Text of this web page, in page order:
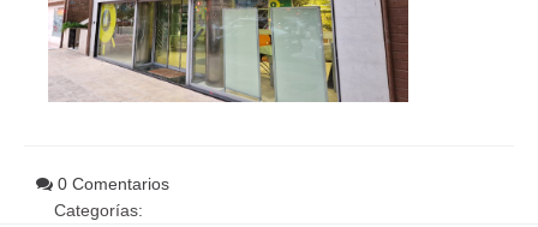
0 Comentarios
Categorías: